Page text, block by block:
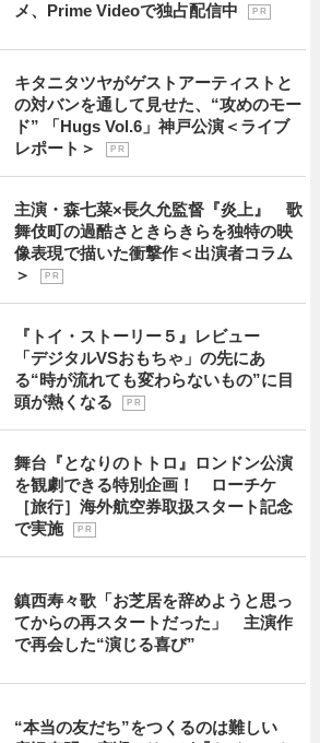
メ、Prime Videoで独占配信中
P R
キタニタツヤがゲストアーティストと
の対バンを通して見せた、“攻めのモー
ド” 「Hugs Vol.6」神戸公演＜ライブ
レポート＞
P R
主演・森七菜×長久允監督『炎上』 歌
舞伎町の過酷さときらきらを独特の映
像表現で描いた衝撃作＜出演者コラム
＞
P R
『トイ・ストーリー５』レビュー
「デジタルVSおもちゃ」の先にあ
る“時が流れても変わらないもの”に目
頭が熱くなる
P R
舞台『となりのトトロ』ロンドン公演
を観劇できる特別企画！ ローチケ
［旅行］海外航空券取扱スタート記念
で実施
P R
鎮西寿々歌「お芝居を辞めようと思っ
てからの再スタートだった」 主演作
で再会した“演じる喜び”
“本当の友だち”をつくるのは難しい